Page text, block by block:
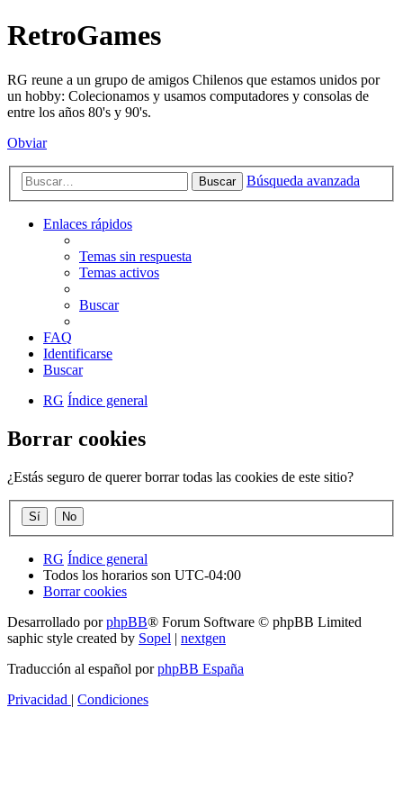
RetroGames
RG reune a un grupo de amigos Chilenos que estamos unidos por
un hobby: Colecionamos y usamos computadores y consolas de
entre los años 80's y 90's.
Obviar
Buscar Búsqueda avanzada
Enlaces rápidos
Temas sin respuesta
Temas activos
Buscar
FAQ
Identificarse
Buscar
RG Índice general
Borrar cookies
¿Estás seguro de querer borrar todas las cookies de este sitio?
RG Índice general
Todos los horarios son UTC-04:00
Borrar cookies
Desarrollado porphpBB® Forum Software © phpBB Limited
saphic style created by Sopel | nextgen
Traducción al español porphpBB España
Privacidad | Condiciones